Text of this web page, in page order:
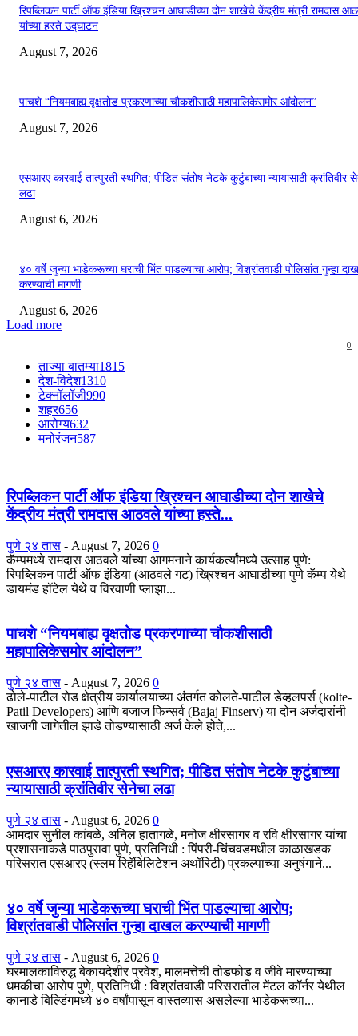
रिपब्लिकन पार्टी ऑफ इंडिया ख्रिश्चन आघाडीच्या दोन शाखेचे केंद्रीय मंत्री रामदास
यांच्या हस्ते उद्घाटन
August 7, 2026
पाचशे “नियमबाह्य वृक्षतोड प्रकरणाच्या चौकशीसाठी महापालिकेसमोर आंदोलन”
August 7, 2026
एसआरए कारवाई तात्पुरती स्थगित; पीडित संतोष नेटके कुटुंबाच्या न्यायासाठी क्रांतिवीर
लढा
August 6, 2026
४० वर्षे जुन्या भाडेकरूच्या घराची भिंत पाडल्याचा आरोप; विश्रांतवाडी पोलिसांत गुन्हा
करण्याची मागणी
August 6, 2026
Load more
0
ताज्या बातम्या1815
देश-विदेश1310
टेक्नॉलॉजी990
शहर656
आरोग्य632
मनोरंजन587
रिपब्लिकन पार्टी ऑफ इंडिया ख्रिश्चन आघाडीच्या दोन शाखेचे
केंद्रीय मंत्री रामदास आठवले यांच्या हस्ते...
पुणे २४ तास - August 7, 2026 0
कॅम्पमध्ये रामदास आठवले यांच्या आगमनाने कार्यकर्त्यांमध्ये उत्साह पुणे:
रिपब्लिकन पार्टी ऑफ इंडिया (आठवले गट) ख्रिश्चन आघाडीच्या पुणे कॅम्प येथे
डायमंड हॉटेल येथे व विरवाणी प्लाझा...
पाचशे “नियमबाह्य वृक्षतोड प्रकरणाच्या चौकशीसाठी
महापालिकेसमोर आंदोलन”
पुणे २४ तास - August 7, 2026 0
ढोले-पाटील रोड क्षेत्रीय कार्यालयाच्या अंतर्गत कोलते-पाटील डेव्हलपर्स (kolte-
Patil Developers) आणि बजाज फिन्सर्व (Bajaj Finserv) या दोन अर्जदारांनी
खाजगी जागेतील झाडे तोडण्यासाठी अर्ज केले होते,...
एसआरए कारवाई तात्पुरती स्थगित; पीडित संतोष नेटके कुटुंबाच्या
न्यायासाठी क्रांतिवीर सेनेचा लढा
पुणे २४ तास - August 6, 2026 0
आमदार सुनील कांबळे, अनिल हातागळे, मनोज क्षीरसागर व रवि क्षीरसागर यांचा
प्रशासनाकडे पाठपुरावा पुणे, प्रतिनिधी : पिंपरी-चिंचवडमधील काळाखडक
परिसरात एसआरए (स्लम रिहॅबिलिटेशन अथॉरिटी) प्रकल्पाच्या अनुषंगाने...
४० वर्षे जुन्या भाडेकरूच्या घराची भिंत पाडल्याचा आरोप;
विश्रांतवाडी पोलिसांत गुन्हा दाखल करण्याची मागणी
पुणे २४ तास - August 6, 2026 0
घरमालकाविरुद्ध बेकायदेशीर प्रवेश, मालमत्तेची तोडफोड व जीवे मारण्याच्या
धमकीचा आरोप पुणे, प्रतिनिधी : विश्रांतवाडी परिसरातील मेंटल कॉर्नर येथील
कानाडे बिल्डिंगमध्ये ४० वर्षांपासून वास्तव्यास असलेल्या भाडेकरूच्या...